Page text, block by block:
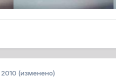
(изменено)